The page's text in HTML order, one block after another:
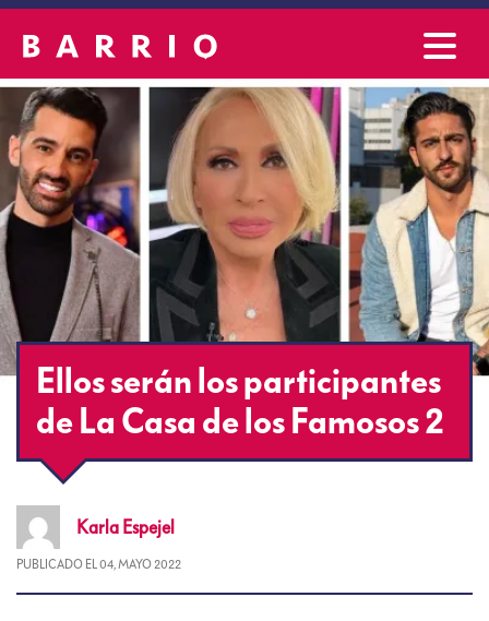
Ellos serán los participantes
de La Casa de los Famosos 2
Karla Espejel
PUBLICADO EL 04, MAYO 2022